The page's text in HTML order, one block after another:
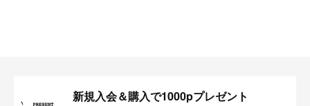
新規入会＆購入で1000pプレゼント